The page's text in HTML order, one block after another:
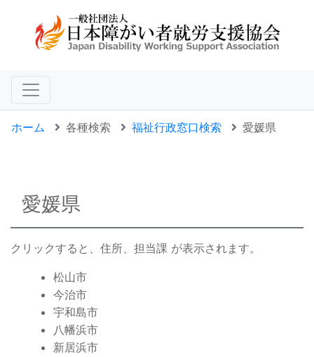
ホーム 各種検索 福祉行政窓口検索 愛媛県
愛媛県
クリックすると、住所、担当課 が表示されます。
松山市
今治市
宇和島市
八幡浜市
新居浜市